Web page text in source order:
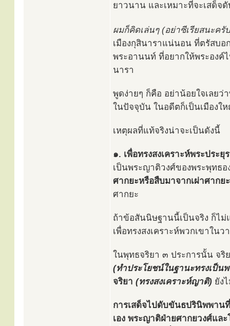
ยาวนาน และเหมาะที่จะเสด็จ
ผมก็คิดเล่นๆ (อย่าซีเรียสนะครั
เมืองกุสินาราแน่นอน ที่ตรัสบอ
พระอานนท์ ที่อยากให้พระองค์
นารา
พูดง่ายๆ ก็คือ อย่าน้อยใจเลยว่
ในปัจจุบัน ในอดีตก็เป็นเมืองใ
เหตุผลที่แท้จริงน่าจะเป็นดังนี้
๑. เพื่อทรงสงเคราะห์พระประ
เป็นพระญาติวงศ์ของพระพุทธ
ศากยะหรือสืบมาจากเผ่าศากยะ
ศากยะ
ถ้าข้อสันนิษฐานนี้เป็นจริง ก็ไม่
เพื่อทรงสงเคราะห์พวกเขาใน
ในพุทธจริยา ๓ ประการนั้น จริ
(ทำประโยชน์ในฐานะทรงเป็น
จริยา (ทรงสงเคราะห์ญาติ) ยัง
การเสด็จไปดับขันธปรินิพพาน
เอง พระญาติฝ่ายศากยวงศ์แล